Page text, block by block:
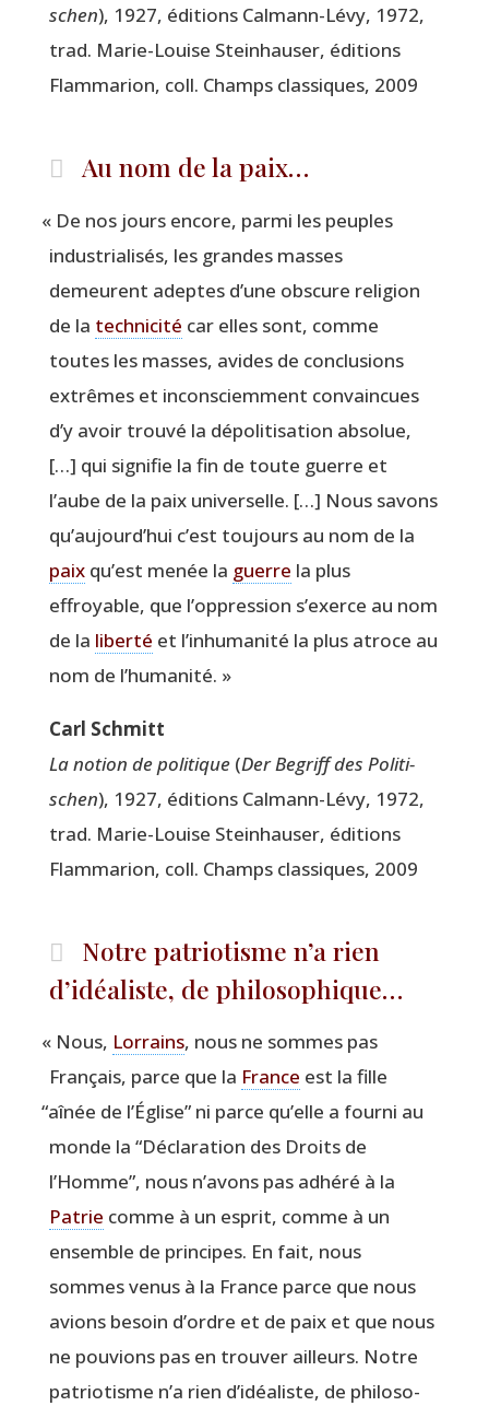
schen), 1927, édi­tions Cal­mann-Lévy, 1972,
trad. Marie-Louise Stein­hau­ser, édi­tions
Flam­ma­rion, coll. Champs clas­siques, 2009
Au nom de la paix…
« De nos jours encore, par­mi les peuples
indus­tria­li­sés, les grandes masses
demeurent adeptes d’une obs­cure reli­gion
de la tech­ni­ci­té car elles sont, comme
toutes les masses, avides de conclu­sions
extrêmes et incons­ciem­ment convain­cues
d’y avoir trou­vé la dépo­li­ti­sa­tion abso­lue,
[…] qui signi­fie la fin de toute guerre et
l’aube de la paix uni­ver­selle. […] Nous savons
qu’aujourd’hui c’est tou­jours au nom de la
paixqu’est menée la guerre la plus
effroyable, que l’oppression s’exerce au nom
de la liber­té et l’inhumanité la plus atroce au
nom de l’humanité. »
Carl Schmitt
La notion de poli­tique(Der Begriff des Poli­ti­
schen), 1927, édi­tions Cal­mann-Lévy, 1972,
trad. Marie-Louise Stein­hau­ser, édi­tions
Flam­ma­rion, coll. Champs clas­siques, 2009
Notre patriotisme n’a rien
d’idéaliste, de philosophique…
« Nous, Lor­rains, nous ne sommes pas
Français, parce que la France est la fille
“aînée de l’Église” ni parce qu’elle a four­ni au
monde la “Déclaration des Droits de
l’Homme”, nous n’avons pas adhéré à la
Patrie comme à un esprit, comme à un
ensemble de prin­cipes. En fait, nous
sommes venus à la France parce que nous
avions besoin d’ordre et de paix et que nous
ne pou­vions pas en trou­ver ailleurs. Notre
patrio­tisme n’a rien d’idéaliste, de phi­lo­so­